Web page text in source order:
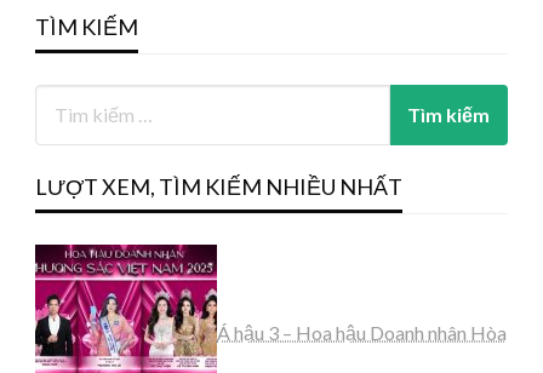
TÌM KIẾM
LƯỢT XEM, TÌM KIẾM NHIỀU NHẤT
Á hậu 3 – Hoa hậu Doanh nhân Hòa